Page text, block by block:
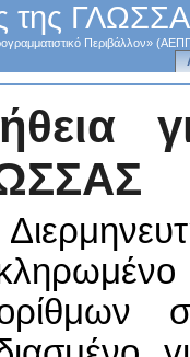
της
Περιβάλλον»